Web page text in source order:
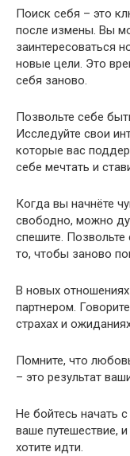
Поиск себя – это
после измены. Вы
заинтересоваться
новые цели.​ Это
себя заново.​
Позвольте себе
Исследуйте свои
которые вас
себе мечтать и
Когда вы начнёте
свободно, можно
спешите.​
то, чтобы заново
В новых
партнером.​
страхах и
Помните, что
– это результат
Не бойтесь начать
ваше путешествие,
хотите идти.​